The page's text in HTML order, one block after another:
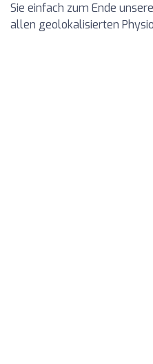
Sie einfach zum Ende
allen geolokalisierten